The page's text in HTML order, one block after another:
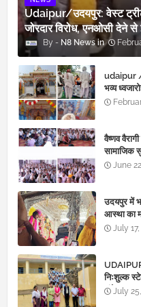
Udaipur/उदयपुर: वेस्ट
जोरदार विरोध, एनओसी देने से
N8 News
udaipur /
भव्य
वैष्णव
सामाजिक
June
उदयपुर में
आस्था का
July
UDAIPUR
निःशुल्क
संदेशJuly